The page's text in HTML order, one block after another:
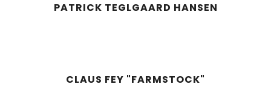
PATRICK TEGLGAARD HANSEN
CLAUS FEY "FARMSTOCK"